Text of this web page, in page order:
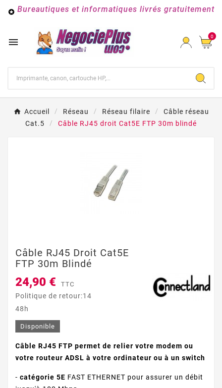
 Bureautiques et informatiques livrés gratuitement
 0
Accueil Réseau Réseau filaire
Câble réseau
Cat.5
Câble RJ45 droit Cat5E FTP 30m blindé
Câble RJ45 Droit Cat5E
FTP 30m Blindé
24,90 € TTC
Politique de retour:14
48h
Disponible
Câble RJ45 FTP permet de relier votre modem ou
votre routeur ADSL à votre ordinateur ou à un switch
- catégorie 5E FAST ETHERNET pour assurer un débit